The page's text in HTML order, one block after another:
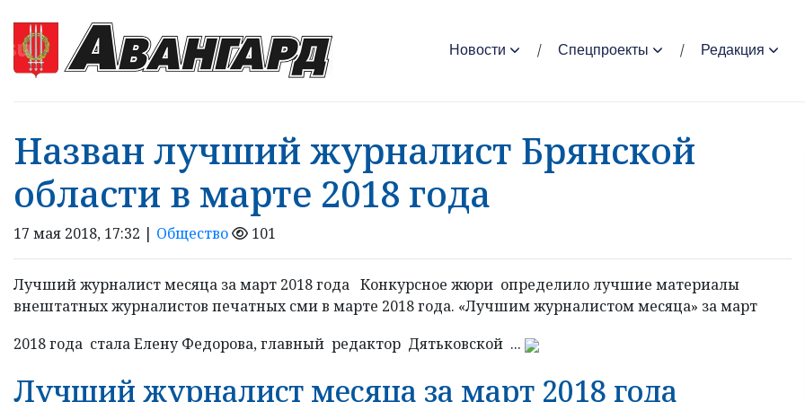
Новости Спецпроекты Редакция
Назван лучший журналист Брянской
области в марте 2018 года
17 мая 2018, 17:32 | Общество 101
Лучший журналист месяца за март 2018 года Конкурсное жюри определило лучшие материалы
внештатных журналистов печатных сми в марте 2018 года. «Лучшим журналистом месяца» за март
2018 года стала Елену Федорова, главный редактор Дятьковской ...
Лучший журналист месяца за март 2018 года